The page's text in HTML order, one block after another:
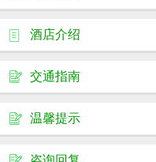
酒店介绍
交通指南
温馨提示